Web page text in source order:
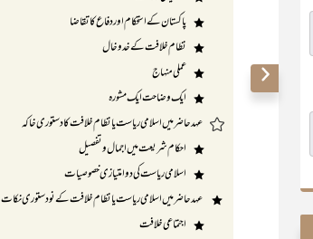
پاکستان کے استحکام اور دفاع کا تقاضا
نظام خلافت کے خدوخال
عملی منہاج
ایک وضاحت ایک مشورہ
عہد حاضر میں اسلامی ریاست یا نظام خلافت کا دستوری خاکہ
احکام شریعت میں اجمال و تفصیل
اسلامی ریاست کی دوامتیازی خصوصیات
عہد حاضر میں اسلامی ریاست یا نظام خلافت کے نودستوری نکات
اجتماعی خلافت